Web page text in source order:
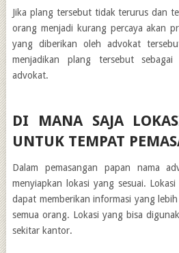
Jika plang tersebut tidak terurus dan
orang menjadi kurang percaya akan
yang diberikan oleh advokat
menjadikan plang tersebut
advokat.
DI MANA SAJA
UNTUK TEMPAT
Dalam pemasangan papan nama
menyiapkan lokasi yang sesuai.
dapat memberikan informasi yang
semua orang. Lokasi yang bisa
sekitar kantor.